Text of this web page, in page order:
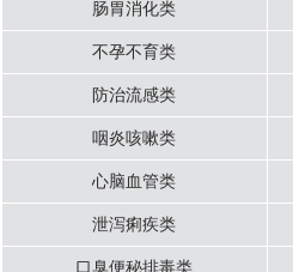
肠胃消化类
不孕不育类
防治流感类
咽炎咳嗽类
心脑血管类
泄泻痢疾类
口臭便秘排毒类